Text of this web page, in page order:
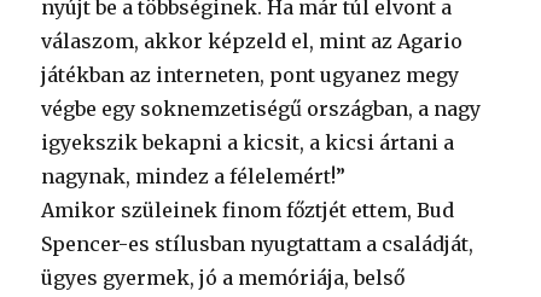
nyújt be a többséginek. Ha már túl elvont a
válaszom, akkor képzeld el, mint az Agario
játékban az interneten, pont ugyanez megy
végbe egy soknemzetiségű országban, a nagy
igyekszik bekapni a kicsit, a kicsi ártani a
nagynak, mindez a félelemért!”
Amikor szüleinek finom főztjét ettem, Bud
Spencer-es stílusban nyugtattam a családját,
ügyes gyermek, jó a memóriája, belső